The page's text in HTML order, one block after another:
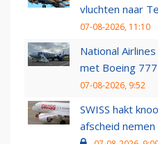
vluchten naar
07-08-2026, 11:10
National
met Boeing
07-08-2026, 9:52
SWISS hakt
afscheid